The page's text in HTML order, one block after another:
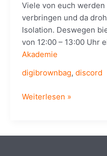
Viele von euch
verbringen und da
Isolation. Deswegen
von 12:00 – 13:00 Uhr
Akademie
digibrownbag, discord
#DigiBrownBag
Weiterlesen »